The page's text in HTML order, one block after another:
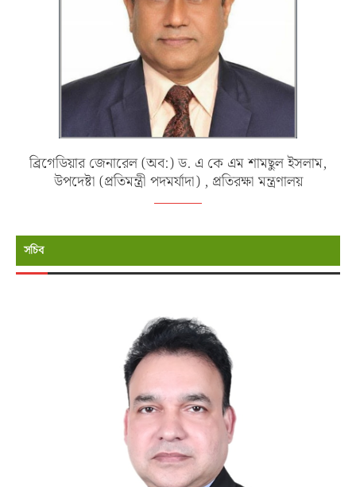
ব্রিগেডিয়ার জেনারেল (অব:) ড. এ কে এম শামছুল ইসলাম,
উপদেষ্টা (প্রতিমন্ত্রী পদমর্যাদা) , প্রতিরক্ষা মন্ত্রণালয়
সচিব